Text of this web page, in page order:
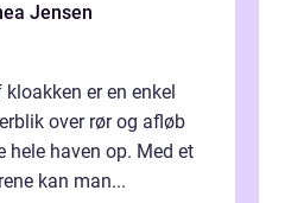
Jensen
er en enkel
over rør og afløb
hele haven op. Med et
kan man...